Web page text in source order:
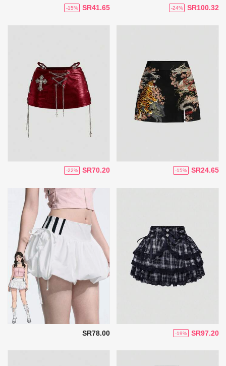
SR100.32
-24%
SR41.65
-15%
SR24.65
-15%
SR70.20
-22%
SR97.20
-19%
SR78.00